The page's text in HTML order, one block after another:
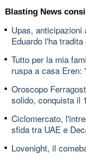
Blasting News
Upas,
Eduardo l'ha
Tutto per la mia
ruspa a casa Eren:
Oroscopo
solido, conquista il
Ciclomercato,
sfida tra UAE e
Lovenight, il